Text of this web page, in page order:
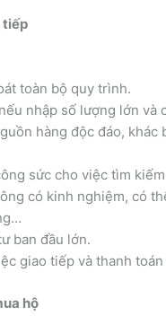
tiếp
toàn bộ quy trình.
nhập số lượng lớn và
hàng độc đáo, khác
sức cho việc tìm
có kinh nghiệm, có
ban đầu lớn.
giao tiếp và thanh
hộ